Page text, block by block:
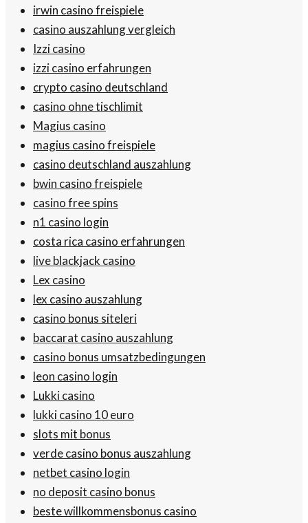
irwin casino freispiele
casino auszahlung vergleich
Izzi casino
izzi casino erfahrungen
crypto casino deutschland
casino ohne tischlimit
Magius casino
magius casino freispiele
casino deutschland auszahlung
bwin casino freispiele
casino free spins
n1 casino login
costa rica casino erfahrungen
live blackjack casino
Lex casino
lex casino auszahlung
casino bonus siteleri
baccarat casino auszahlung
casino bonus umsatzbedingungen
leon casino login
Lukki casino
lukki casino 10 euro
slots mit bonus
verde casino bonus auszahlung
netbet casino login
no deposit casino bonus
beste willkommensbonus casino